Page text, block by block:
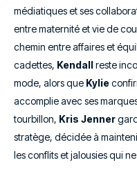
médiatiques et ses
entre maternité et vie de
chemin entre affaires et
cadettes, Kendallreste
mode, alors que Kylie
accomplie avec ses
tourbillon, Kris Jenner
stratège, décidée à
les conflits et jalousies qui